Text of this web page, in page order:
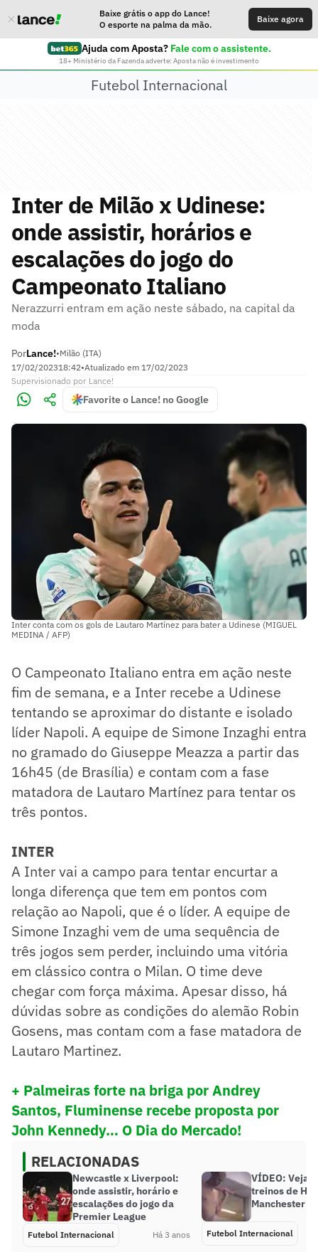
Baixe grátis o app do Lance!
O esporte na palma da mão.
Baixe agora
Ajuda com Aposta? Fale com o assistente.
18+ Ministério da Fazenda adverte: Aposta não é investimento
Futebol Internacional
Inter de Milão x Udinese:
onde assistir, horários e
escalações do jogo do
Campeonato Italiano
Nerazzurri entram em ação neste sábado, na capital da
moda
PorLance!•Milão (ITA)
17/02/202318:42•Atualizado em 17/02/2023
Supervisionado por Lance!
Favorite o Lance! no Google
Inter conta com os gols de Lautaro Martínez para bater a Udinese (MIGUEL
MEDINA / AFP)
O Campeonato Italiano entra em ação neste
fim de semana, e a Inter recebe a Udinese
tentando se aproximar do distante e isolado
líder Napoli. A equipe de Simone Inzaghi entra
no gramado do Giuseppe Meazza a partir das
16h45 (de Brasília) e contam com a fase
matadora de Lautaro Martínez para tentar os
três pontos.
INTER
A Inter vai a campo para tentar encurtar a
longa diferença que tem em pontos com
relação ao Napoli, que é o líder. A equipe de
Simone Inzaghi vem de uma sequência de
três jogos sem perder, incluindo uma vitória
em clássico contra o Milan. O time deve
chegar com força máxima. Apesar disso, há
dúvidas sobre as condições do alemão Robin
Gosens, mas contam com a fase matadora de
Lautaro Martinez.
+ Palmeiras forte na briga por Andrey
Santos, Fluminense recebe proposta por
John Kennedy… O Dia do Mercado!
RELACIONADAS
Newcastle x Liverpool:
onde assistir, horário e
escalações do jogo da
Premier League
Futebol Internacional Há 3 anos
VÍDEO: Veja
treinos de
Manchester
Futebol Internacional